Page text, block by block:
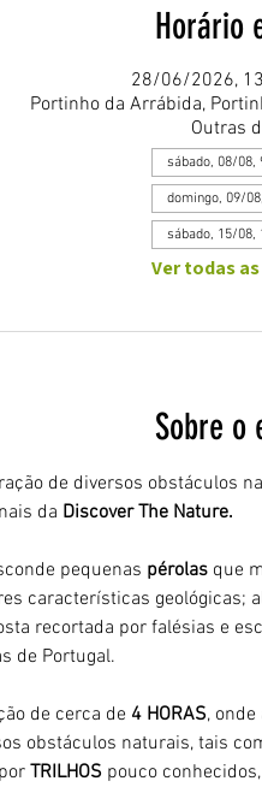
Horário
28/06/2026,
Portinho da Arrábida,
Outras
sábado, 08/08,
domingo, 09/
sábado, 15/08,
Ver todas
Sobre o
de diversos obstáculos
da Discover The Nature.
pequenas pérolas que
características geológicas;
recortada por falésias e
de Portugal.
de cerca de 4 HORAS, onde
obstáculos naturais, tais
TRILHOS pouco conhecidos,